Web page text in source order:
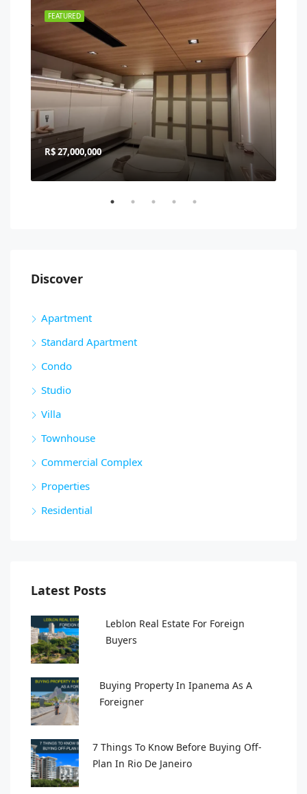
FEATURED
R$ 27,000,000
Discover
Apartment
Standard Apartment
Condo
Studio
Villa
Townhouse
Commercial Complex
Properties
Residential
Latest Posts
Leblon Real Estate For Foreign
Buyers
Buying Property In Ipanema As A
Foreigner
7 Things To Know Before Buying Off-
Plan In Rio De Janeiro